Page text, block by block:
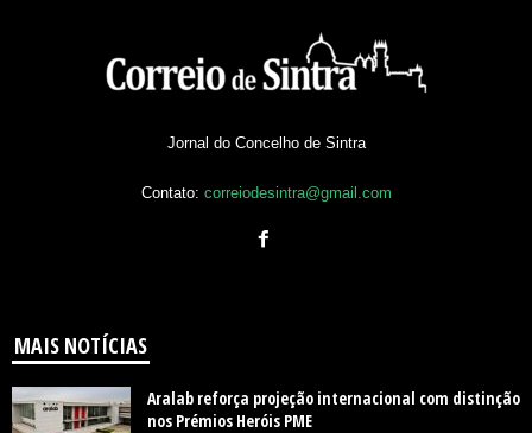
Jornal do Concelho de Sintra
Contato: correiodesintra@gmail.com
MAIS NOTÍCIAS
Aralab reforça projeção internacional com distinção
nos Prémios Heróis PME